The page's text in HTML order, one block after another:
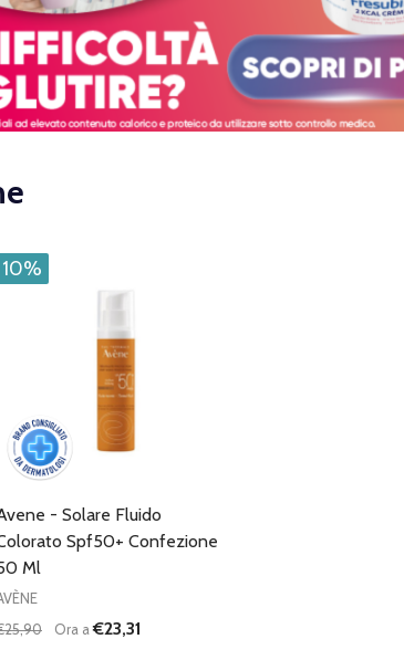
10%
- Solare Fluido
Spf50+ Confezione
Ml
Ora a€23,31